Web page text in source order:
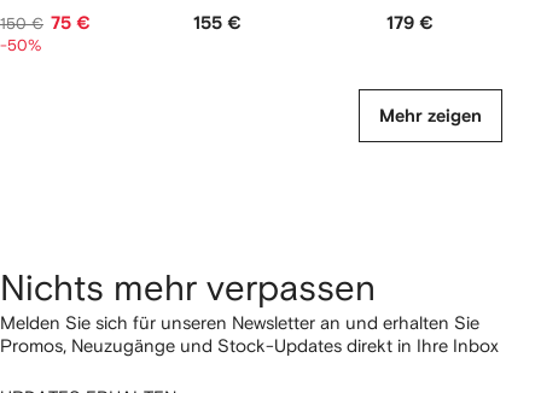
150 € 75 €
-50%
155 € 179 €
Mehr zeigen
Nichts mehr verpassen
Melden Sie sich für unseren Newsletter an und erhalten Sie
Promos, Neuzugänge und Stock-Updates direkt in Ihre Inbox